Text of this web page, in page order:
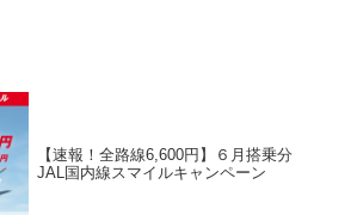
【速報！全路線6,600円】６月搭乗分
JAL国内線スマイルキャンペーン